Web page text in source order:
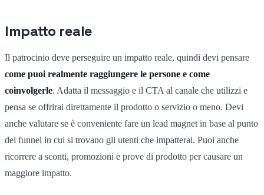
Impatto reale
Il patrocinio deve perseguire un impatto reale, quindi devi pensare
come puoi realmente raggiungere le persone e come
coinvolgerle. Adatta il messaggio e il CTA al canale che utilizzi e
pensa se offrirai direttamente il prodotto o servizio o meno. Devi
anche valutare se è conveniente fare un lead magnet in base al punto
del funnel in cui si trovano gli utenti che impatterai. Puoi anche
ricorrere a sconti, promozioni e prove di prodotto per causare un
maggiore impatto.